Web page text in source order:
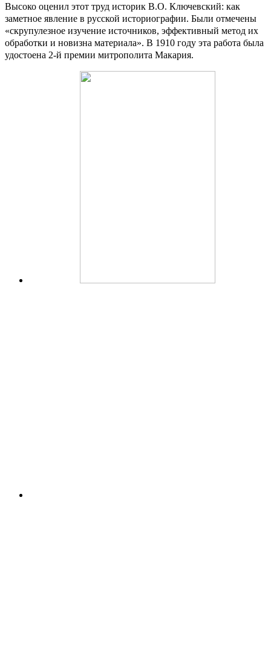
Высоко оценил этот труд историк В.О. Ключевский: как
заметное явление в русской историографии. Были отмечены
«скрупулезное изучение источников, эффективный метод их
обработки и новизна материала». В 1910 году эта работа была
удостоена 2-й премии митрополита Макария.